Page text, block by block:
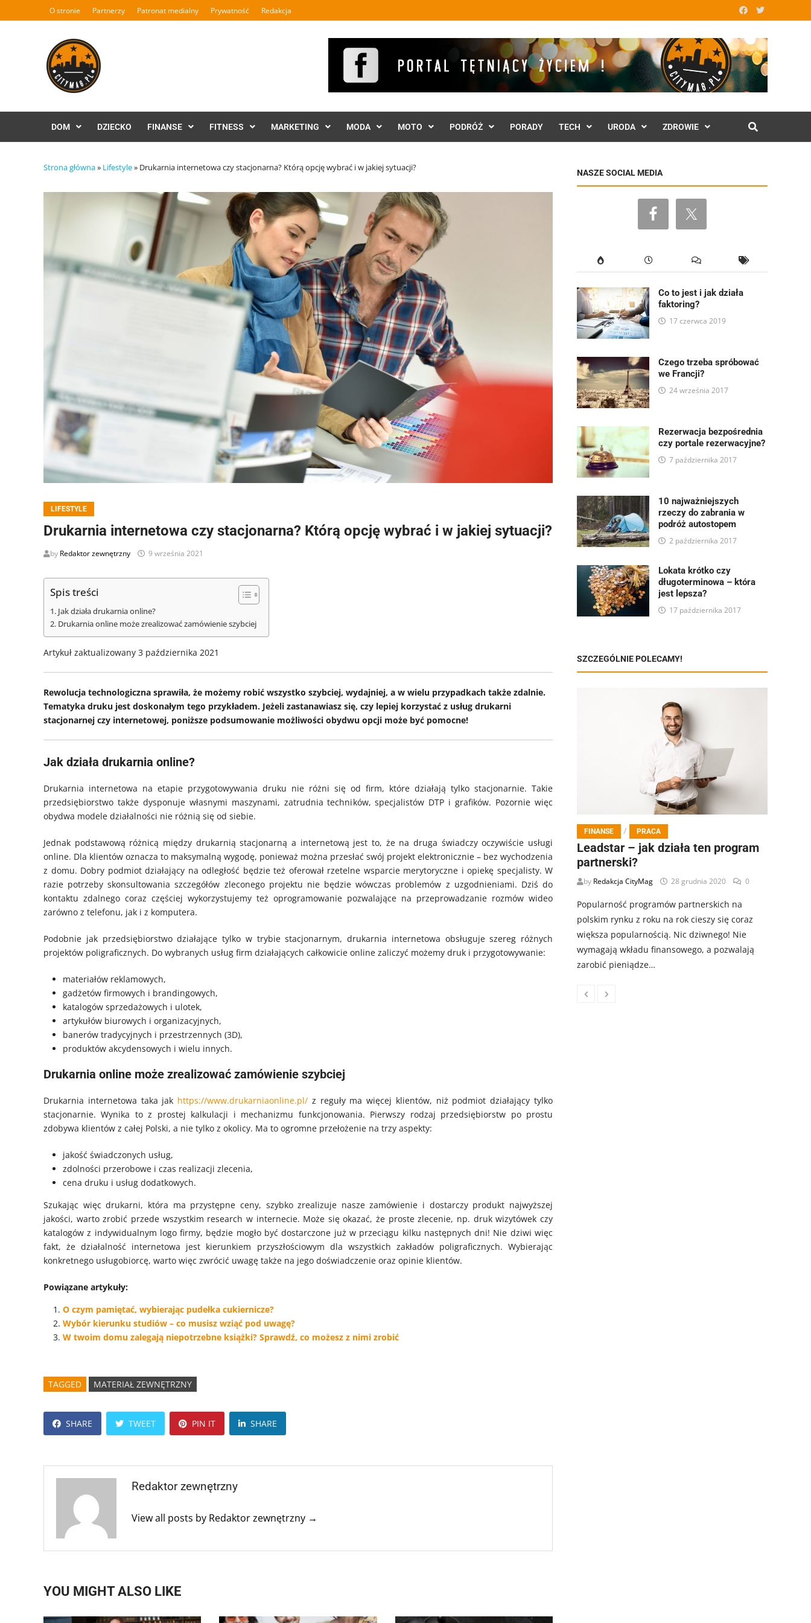
to
O stronie Partnerzy Patronat medialny Prywatność Redakcja
DOM DZIECKO FINANSE FITNESS MARKETING MODA MOTO PODRÓŻ PORADY TECH URODA ZDROWIE
Strona główna» Lifestyle» Drukarnia internetowa czy stacjonarna? Którą opcję wybrać i w jakiej sytuacji?
LIFESTYLE
Drukarnia internetowa czy stacjonarna? Którą opcję wybrać i w jakiej sytuacji?
by Redaktor zewnętrzny 9 września 2021
Spis treści
Jak działa drukarnia online?
Drukarnia online może zrealizować zamówienie szybciej
Artykuł zaktualizowany 3 października 2021
Rewolucja technologiczna sprawiła, że możemy robić wszystko szybciej, wydajniej, a w wielu przypadkach także zdalnie.
Tematyka druku jest doskonałym tego przykładem. Jeżeli zastanawiasz się, czy lepiej korzystać z usług drukarni
stacjonarnej czy internetowej, poniższe podsumowanie możliwości obydwu opcji może być pomocne!
Jak działa drukarnia online?
Drukarnia internetowa na etapie przygotowywania druku nie różni się od firm, które działają tylko stacjonarnie. Takie
przedsiębiorstwo także dysponuje własnymi maszynami, zatrudnia techników, specjalistów DTP i grafików. Pozornie więc
obydwa modele działalności nie różnią się od siebie.
Jednak podstawową różnicą między drukarnią stacjonarną a internetową jest to, że na druga świadczy oczywiście usługi
online. Dla klientów oznacza to maksymalną wygodę, ponieważ można przesłać swój projekt elektronicznie – bez wychodzenia
z domu. Dobry podmiot działający na odległość będzie też oferował rzetelne wsparcie merytoryczne i opiekę specjalisty. W
razie potrzeby skonsultowania szczegółów zleconego projektu nie będzie wówczas problemów z uzgodnieniami. Dziś do
kontaktu zdalnego coraz częściej wykorzystujemy też oprogramowanie pozwalające na przeprowadzanie rozmów wideo
zarówno z telefonu, jak i z komputera.
Podobnie jak przedsiębiorstwo działające tylko w trybie stacjonarnym, drukarnia internetowa obsługuje szereg różnych
projektów poligraficznych. Do wybranych usług firm działających całkowicie online zaliczyć możemy druk i przygotowywanie:
materiałów reklamowych,
gadżetów firmowych i brandingowych,
katalogów sprzedażowych i ulotek,
artykułów biurowych i organizacyjnych,
banerów tradycyjnych i przestrzennych (3D),
produktów akcydensowych i wielu innych.
Drukarnia online może zrealizować zamówienie szybciej
Drukarnia internetowa taka jak https://www.drukarniaonline.pl/ z reguły ma więcej klientów, niż podmiot działający tylko
stacjonarnie. Wynika to z prostej kalkulacji i mechanizmu funkcjonowania. Pierwszy rodzaj przedsiębiorstw po prostu
zdobywa klientów z całej Polski, a nie tylko z okolicy. Ma to ogromne przełożenie na trzy aspekty:
jakość świadczonych usług,
zdolności przerobowe i czas realizacji zlecenia,
cena druku i usług dodatkowych.
Szukając więc drukarni, która ma przystępne ceny, szybko zrealizuje nasze zamówienie i dostarczy produkt najwyższej
jakości, warto zrobić przede wszystkim research w internecie. Może się okazać, że proste zlecenie, np. druk wizytówek czy
katalogów z indywidualnym logo firmy, będzie mogło być dostarczone już w przeciągu kilku następnych dni! Nie dziwi więc
fakt, że działalność internetowa jest kierunkiem przyszłościowym dla wszystkich zakładów poligraficznych. Wybierając
konkretnego usługobiorcę, warto więc zwrócić uwagę także na jego doświadczenie oraz opinie klientów.
Powiązane artykuły:
O czym pamiętać, wybierając pudełka cukiernicze?
Wybór kierunku studiów – co musisz wziąć pod uwagę?
W twoim domu zalegają niepotrzebne książki? Sprawdź, co możesz z nimi zrobić
TAGGED MATERIAŁ ZEWNĘTRZNY
SHARE TWEET PIN IT SHARE
Redaktor zewnętrzny
View all posts by Redaktor zewnętrzny →
YOU MIGHT ALSO LIKE
NASZE SOCIAL MEDIA
Co to jest i jak działa
faktoring?
17 czerwca 2019
Czego trzeba spróbować
we Francji?
24 września 2017
Rezerwacja bezpośrednia
czy portale rezerwacyjne?
7 października 2017
10 najważniejszych
rzeczy do zabrania w
podróż autostopem
2 października 2017
Lokata krótko czy
długoterminowa – która
jest lepsza?
17 października 2017
SZCZEGÓLNIE POLECAMY!
FINANSE / PRACA
Leadstar – jak działa ten program
partnerski?
by Redakcja CityMag 28 grudnia 2020 0
Popularność programów partnerskich na
polskim rynku z roku na rok cieszy się coraz
większa popularnością. Nic dziwnego! Nie
wymagają wkładu finansowego, a pozwalają
zarobić pieniądze…